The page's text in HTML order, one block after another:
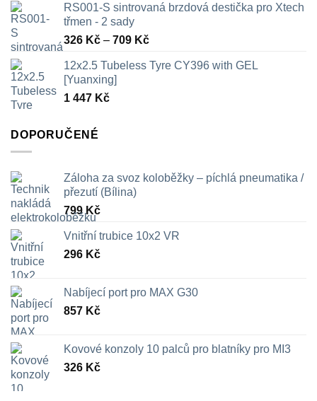
RS001-S sintrovaná brzdová destička pro Xtech
třmen - 2 sady
326 Kč – 709 KčRozpětí
326 Kč
12x2.5 Tubeless Tyre CY396 with GEL
[Yuanxing]
1 447 Kč
DOPORUČENÉ
Záloha za svoz koloběžky – píchlá pneumatika /
přezutí (Bílina)
799Kč
Vnitřní trubice 10x2 VR
296 Kč
Nabíjecí port pro MAX G30
857 Kč
Kovové konzoly 10 palců pro blatníky pro MI3
326 Kč